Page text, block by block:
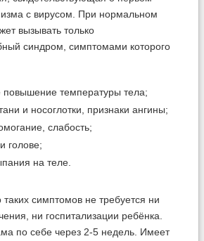
с вирусом. При нормальном
вызывать только
синдром, симптомами которого
повышение температуры тела;
и носоглотки, признаки ангины;
слабость;
голове;
на теле.
симптомов не требуется ни
ни госпитализации ребёнка.
по себе через 2-5 недель. Имеет